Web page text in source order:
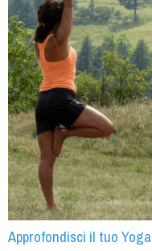
Approfondisci il tuo Yoga